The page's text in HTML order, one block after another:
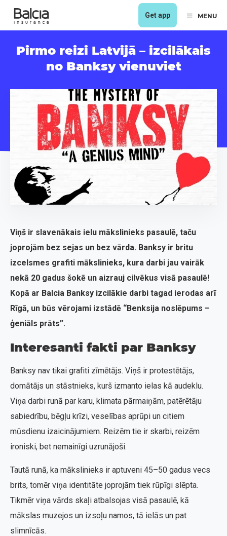
Get app MENU
Pirmo reizi Latvijā – izcilākais
no Banksy vienuviet
Viņš ir slavenākais ielu mākslinieks pasaulē, taču
joprojām bez sejas un bez vārda. Banksy ir britu
izcelsmes grafiti mākslinieks, kura darbi jau vairāk
nekā 20 gadus šokē un aizrauj cilvēkus visā pasaulē!
Kopā ar Balcia Banksy izcilākie darbi tagad ierodas arī
Rīgā, un būs vērojami izstādē “Benksija noslēpums –
ģeniāls prāts”.
Interesanti fakti par Banksy
Banksy nav tikai grafiti zīmētājs. Viņš ir protestētājs,
domātājs un stāstnieks, kurš izmanto ielas kā audeklu.
Viņa darbi runā par karu, klimata pārmaiņām, patērētāju
sabiedrību, bēgļu krīzi, veselības aprūpi un citiem
mūsdienu izaicinājumiem. Reizēm tie ir skarbi, reizēm
ironiski, bet nemainīgi uzrunājoši.
Tautā runā, ka mākslinieks ir aptuveni 45–50 gadus vecs
brits, tomēr viņa identitāte joprojām tiek rūpīgi slēpta.
Tikmēr viņa vārds skaļi atbalsojas visā pasaulē, kā
mākslas muzejos un izsoļu namos, tā ielās un pat
slimnīcās.